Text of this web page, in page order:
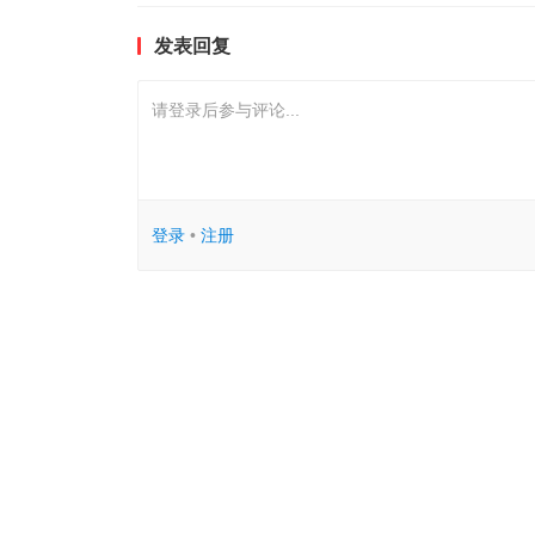
发表回复
请登录后参与评论...
登录• 注册